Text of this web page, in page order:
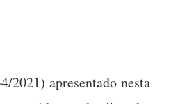
2021) apresentado nesta